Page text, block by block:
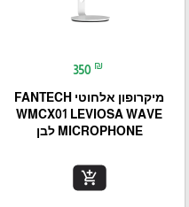
350 ₪
מיקרופון אלחוטי FANTECH
WMCX01 LEVIOSA WAVE
MICROPHONE לבן
add_shopping_cart